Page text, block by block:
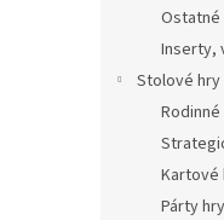
Ostatné
Inserty,
Stolové hry
Rodinné
Kartové
Párty hry